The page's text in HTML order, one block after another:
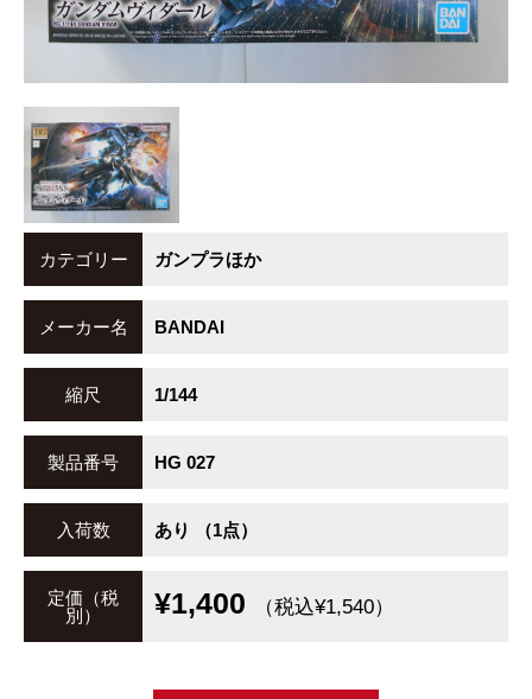
カテゴリー ガンプラほか
メーカー名 BANDAI
縮尺 1/144
製品番号 HG 027
入荷数 あり （1点）
定価（税
別）
¥1,400 （税込¥1,540）